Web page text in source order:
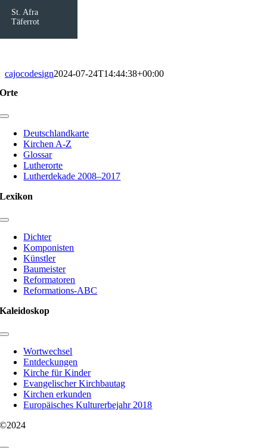
St. Afra
Täferrot
cajocodesign2024-07-24T14:44:38+00:00
Orte
Toggle
NavigationDeutschlandkarte
Kirchen A-Z
Glossar
Lutherorte
Lutherdekade 2008–2017
Lexikon
Toggle
Navigation
Dichter
Komponisten
Künstler
Baumeister
Reformatoren
Reformations-ABC
Kaleidoskop
Toggle
NavigationWortwechsel
Entdeckungen
Kirche für Kinder
Evangelischer Kirchbautag
Kirchen erkunden
Europäisches Kulturerbejahr 2018
©2024